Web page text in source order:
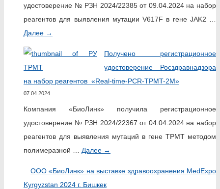
удостоверение № РЗН 2024/22385 от 09.04.2024 на набор
реагентов для выявления мутации V617F в гене JAK2 …
Далее →
Получено регистрационное
удостоверение Росздравнадзора
на набор реагентов «Real-time-PCR-TPMT-2M»
07.04.2024
Компания «БиоЛинк» получила регистрационное
удостоверение № РЗН 2024/22367 от 04.04.2024 на набор
реагентов для выявления мутаций в гене TPMT методом
полимеразной … Далее →
ООО «БиоЛинк» на выставке здравоохранения MedExpo
Kyrgyzstan 2024 г. Бишкек